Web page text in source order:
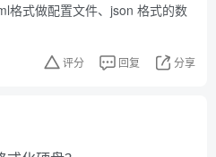
格式做配置文件、json 格式的数
评分 回复 分享